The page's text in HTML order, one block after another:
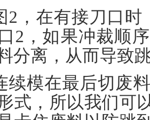
2，在有接刀口
2，如果冲裁顺
分离，从而导致
模在最后切废
式，所以我们可